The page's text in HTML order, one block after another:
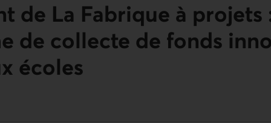
de La Fabrique à projets
de collecte de fonds
écoles